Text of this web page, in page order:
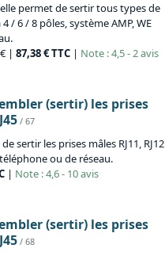
permet de sertir tous types de
/ 6 / 8 pôles, système AMP, WE
| 87,38 € TTC | Note : 4,5 - 2 avis
(sertir) les prises
/ 67
sertir les prises mâles RJ11, RJ12
ou de réseau.
| Note : 4,6 - 10 avis
(sertir) les prises
/ 68